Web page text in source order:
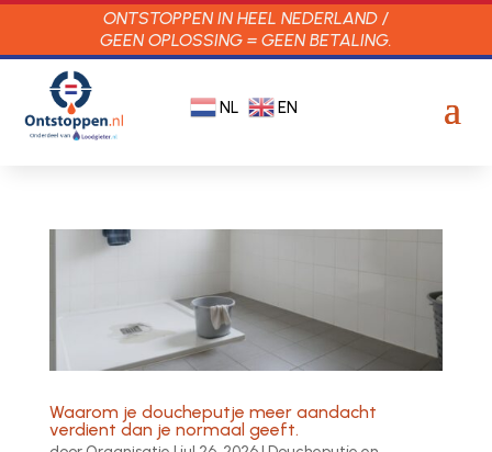
ONTSTOPPEN IN HEEL NEDERLAND /
GEEN OPLOSSING = GEEN BETALING.
NL EN
Waarom je doucheputje meer aandacht
verdient dan je normaal geeft.